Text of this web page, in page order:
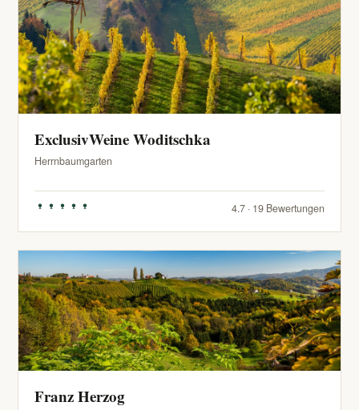
ExclusivWeine Woditschka
Herrnbaumgarten
4.7 · 19 Bewertungen
Franz Herzog